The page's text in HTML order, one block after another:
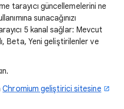
tarayıcı güncellemelerini ne
sunacağınızı
5 kanal sağlar: Mevcut
Beta, Yeni geliştirilenler ve
Chromium geliştirici sitesine